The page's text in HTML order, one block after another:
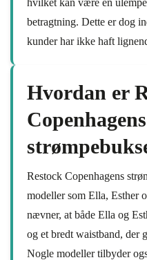
hvilket kan være en
betragtning. Dette er dog
kunder har ikke haft
Hvordan er
Restock Copenhagens
modeller som Ella, Esther
nævner, at både Ella og
og et bredt waistband, der
Nogle modeller tilbyder